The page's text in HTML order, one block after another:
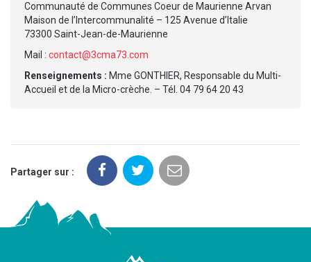
Communauté de Communes Coeur de Maurienne Arvan
Maison de l’Intercommunalité – 125 Avenue d’Italie
73300 Saint-Jean-de-Maurienne
Mail : contact@3cma73.com
Renseignements : Mme GONTHIER, Responsable du Multi-
Accueil et de la Micro-crèche. – Tél. 04 79 64 20 43
Partager sur :